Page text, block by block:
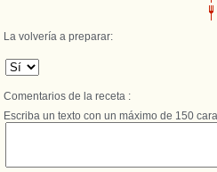
La volvería a preparar:
Comentarios de la receta :
Escriba un texto con un máximo de 150